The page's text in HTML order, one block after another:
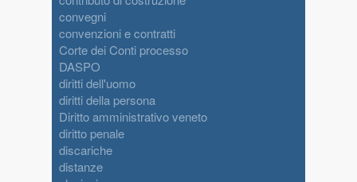
convegni
convenzioni e contratti
Corte dei Conti processo
DASPO
diritti dell'uomo
diritti della persona
Diritto amministrativo veneto
diritto penale
discariche
distanze